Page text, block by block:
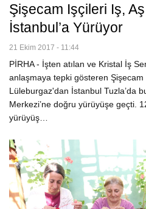
Şişecam Işçileri Iş,
İstanbul’a Yürüyor
21 Ekim 2017 - 11:44
PİRHA - İşten atılan ve Kristal İş
anlaşmaya tepki gösteren Şişecam
Lüleburgaz'dan İstanbul Tuzla’da
Merkezi’ne doğru yürüyüşe geçti.
yürüyüş…